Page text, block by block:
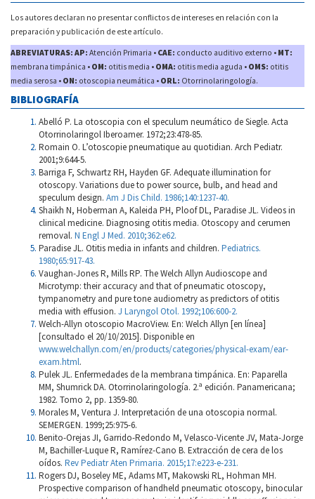
Los autores declaran no presentar conflictos de intereses en relación con la
preparación y publicación de este artículo.
ABREVIATURAS: AP: Atención Primaria • CAE: conducto auditivo externo • MT:
membrana timpánica • OM: otitis media • OMA: otitis media aguda • OMS: otitis
media serosa • ON: otoscopia neumática • ORL: Otorrinolaringología.
BIBLIOGRAFÍA
Abelló P. La otoscopia con el speculum neumático de Siegle. Acta
Otorrinolaringol Iberoamer. 1972;23:478-85.
Romain O. L’otoscopie pneumatique au quotidian. Arch Pediatr.
2001;9:644-5.
Barriga F, Schwartz RH, Hayden GF. Adequate illumination for
otoscopy. Variations due to power source, bulb, and head and
speculum design. Am J Dis Child. 1986;140:1237-40.
Shaikh N, Hoberman A, Kaleida PH, Ploof DL, Paradise JL. Videos in
clinical medicine. Diagnosing otitis media. Otoscopy and cerumen
removal. N Engl J Med. 2010;362:e62.
Paradise JL. Otitis media in infants and children. Pediatrics.
1980;65:917-43.
Vaughan-Jones R, Mills RP. The Welch Allyn Audioscope and
Microtymp: their accuracy and that of pneumatic otoscopy,
tympanometry and pure tone audiometry as predictors of otitis
media with effusion. J Laryngol Otol. 1992;106:600-2.
Welch-Allyn otoscopio MacroView. En: Welch Allyn [en línea]
[consultado el 20/10/2015]. Disponible en
www.welchallyn.com/en/products/categories/physical-exam/ear-
exam.html.
Pulek JL. Enfermedades de la membrana timpánica. En: Paparella
MM, Shumrick DA. Otorrinolaringología. 2.ª edición. Panamericana;
1982. Tomo 2, pp. 1359-80.
Morales M, Ventura J. Interpretación de una otoscopia normal.
SEMERGEN. 1999;25:975-6.
Benito-Orejas JI, Garrido-Redondo M, Velasco-Vicente JV, Mata-Jorge
M, Bachiller-Luque R, Ramírez-Cano B. Extracción de cera de los
oídos. Rev Pediatr Aten Primaria. 2015;17:e223-e-231.
Rogers DJ, Boseley ME, Adams MT, Makowski RL, Hohman MH.
Prospective comparison of handheld pneumatic otoscopy, binocular